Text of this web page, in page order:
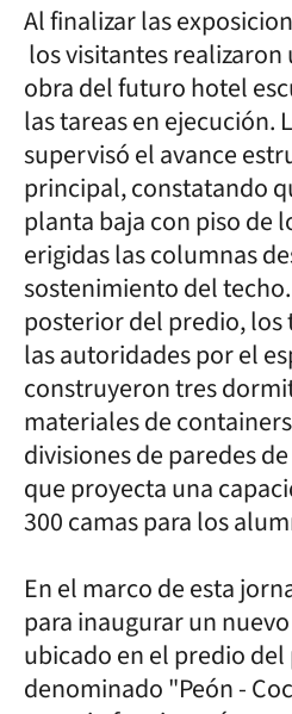
Al finalizar las
los visitantes
obra del futuro hotel
las tareas en ejecución.
supervisó el avance
principal, constatando
planta baja con piso de
erigidas las columnas
sostenimiento del
posterior del predio, los
las autoridades por el
construyeron tres
materiales de
divisiones de paredes
que proyecta una
300 camas para los
En el marco de esta
para inaugurar un
ubicado en el predio
denominado "Peón -